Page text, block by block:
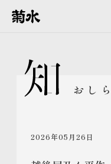
おし
2026年05月26日